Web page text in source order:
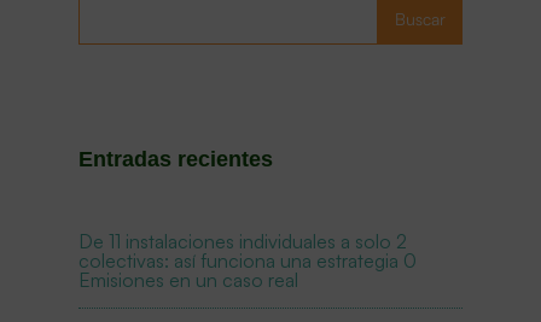
Buscar
Entradas recientes
De 11 instalaciones individuales a solo 2
colectivas: así funciona una estrategia 0
Emisiones en un caso real